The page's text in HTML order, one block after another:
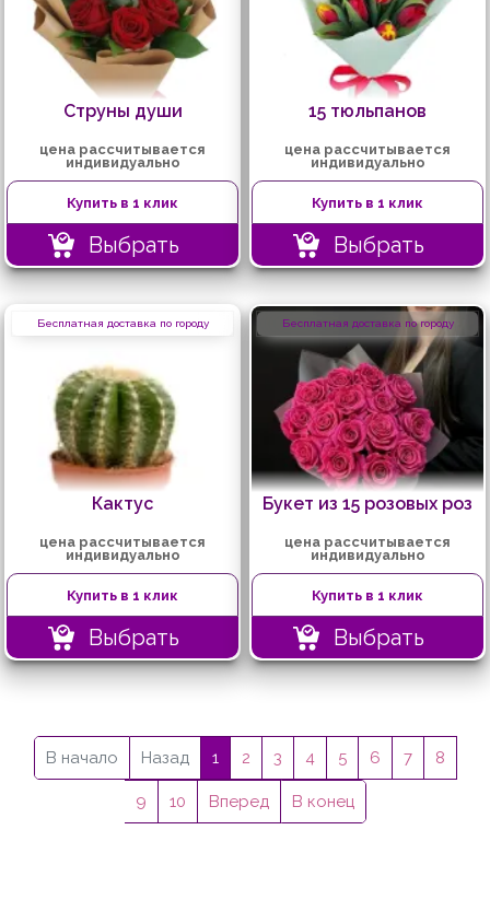
Струны души
цена рассчитывается
индивидуально
Купить в 1 клик
Выбрать
15 тюльпанов
цена рассчитывается
индивидуально
Купить в 1 клик
Выбрать
Бесплатная доставка по городу
Кактус
цена рассчитывается
индивидуально
Купить в 1 клик
Выбрать
Бесплатная доставка по городу
Букет из 15 розовых роз
цена рассчитывается
индивидуально
Купить в 1 клик
Выбрать
В начало Назад 1 2 3 4 5 6 7 8
9 10 Вперед В конец